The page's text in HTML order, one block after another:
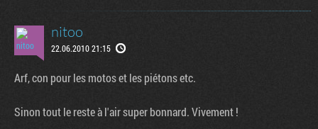
nitoo
22.06.2010 21:15
Arf, con pour les motos et les piétons etc.
Sinon tout le reste à l'air super bonnard. Vivement !